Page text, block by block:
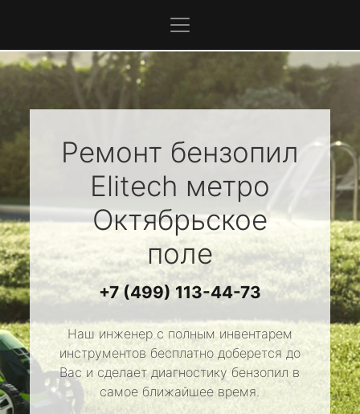
Ремонт бензопил
Elitech метро
Октябрьское
поле
+7 (499) 113-44-73
Наш инженер с полным инвентарем
инструментов бесплатно доберется до
Вас и сделает диагностику бензопил в
самое ближайшее время.